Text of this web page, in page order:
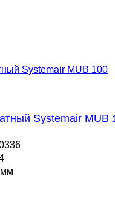
Systemair MUB